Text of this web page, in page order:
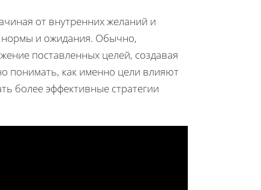
от внутренних желаний и
нормы и ожидания. Обычно,
поставленных целей, создавая
понимать, как именно цели влияют
более эффективные стратегии